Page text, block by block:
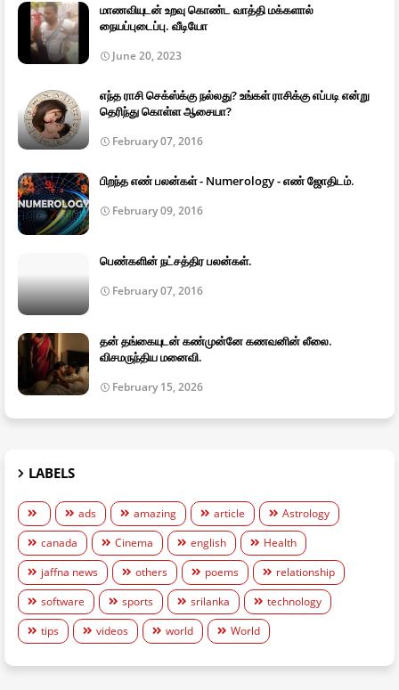
மாணவியுடன் உறவு கொண்ட வாத்தி மக்களால்
நையப்புடைப்பு. வீடியோ
June 20, 2023
எந்த ராசி செக்ஸ்க்கு நல்லது? உங்கள் ராசிக்கு எப்படி என்று
தெரிந்து கொள்ள ஆசையா?
February 07, 2016
பிறந்த எண் பலன்கள் - Numerology - எண் ஜோதிடம்.
February 09, 2016
பெண்களின் நட்சத்திர பலன்கள்.
February 07, 2016
தன் தங்கையுடன் கண்முன்னே கணவனின் லீலை.
விசமருந்திய மனைவி.
February 15, 2026
LABELS
ads amazing article
Astrology
canada
Cinema english
Health
jaffna news
others poems
relationship
software
sports srilanka
technology
tips
videos world World